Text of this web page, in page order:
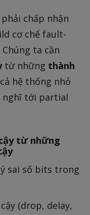
chấp nhận
cơ chế fault-
ta cần
từ những thành
hệ thống nhỏ
nghĩ tới partial
từ những
sai số bits trong
(drop, delay,